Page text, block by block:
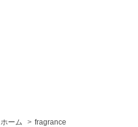
ホーム > fragrance